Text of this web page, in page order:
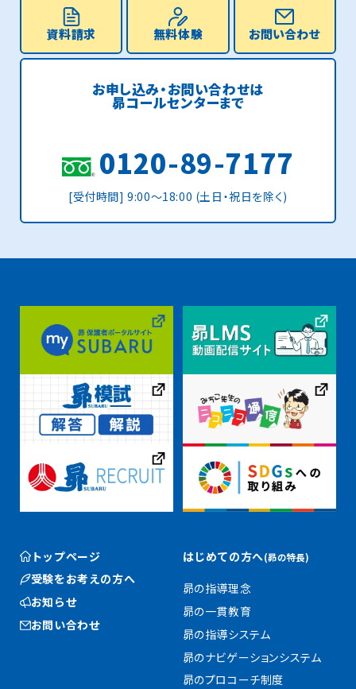
資料請求 無料体験 お問い合わせ
お申し込み・お問い合わせは
昴コールセンターまで
0120-89-7177
[受付時間] 9:00〜18:00 (土日・祝日を除く)
トップページ
受験をお考えの方へ
お知らせ
お問い合わせ
はじめての方へ(昴の特長)
昴の指導理念
昴の一貫教育
昴の指導システム
昴のナビゲーションシステム
昴のプロコーチ制度